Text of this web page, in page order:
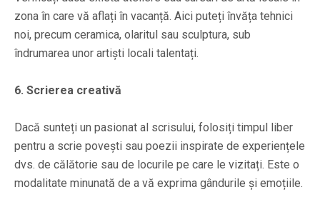
zona în care vă aflați în vacanță. Aici puteți învăța tehnici
noi, precum ceramica, olaritul sau sculptura, sub
îndrumarea unor artiști locali talentați.
6. Scrierea creativă
Dacă sunteți un pasionat al scrisului, folosiți timpul liber
pentru a scrie povești sau poezii inspirate de experiențele
dvs. de călătorie sau de locurile pe care le vizitați. Este o
modalitate minunată de a vă exprima gândurile și emoțiile.